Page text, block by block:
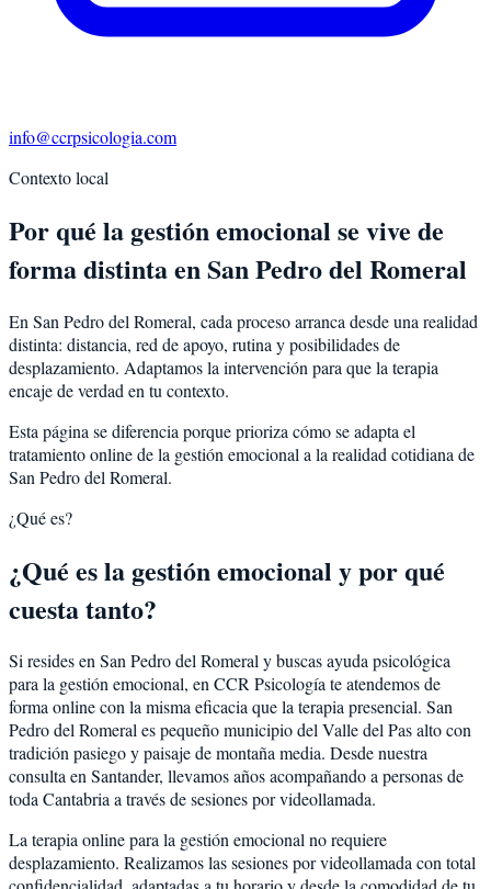
info@ccrpsicologia.com
Contexto local
Por qué la gestión emocional se vive de
forma distinta en San Pedro del Romeral
En San Pedro del Romeral, cada proceso arranca desde una realidad
distinta: distancia, red de apoyo, rutina y posibilidades de
desplazamiento. Adaptamos la intervención para que la terapia
encaje de verdad en tu contexto.
Esta página se diferencia porque prioriza cómo se adapta el
tratamiento online de la gestión emocional a la realidad cotidiana de
San Pedro del Romeral.
¿Qué es?
¿Qué es la gestión emocional y por qué
cuesta tanto?
Si resides en San Pedro del Romeral y buscas ayuda psicológica
para la gestión emocional, en CCR Psicología te atendemos de
forma online con la misma eficacia que la terapia presencial. San
Pedro del Romeral es pequeño municipio del Valle del Pas alto con
tradición pasiego y paisaje de montaña media. Desde nuestra
consulta en Santander, llevamos años acompañando a personas de
toda Cantabria a través de sesiones por videollamada.
La terapia online para la gestión emocional no requiere
desplazamiento. Realizamos las sesiones por videollamada con total